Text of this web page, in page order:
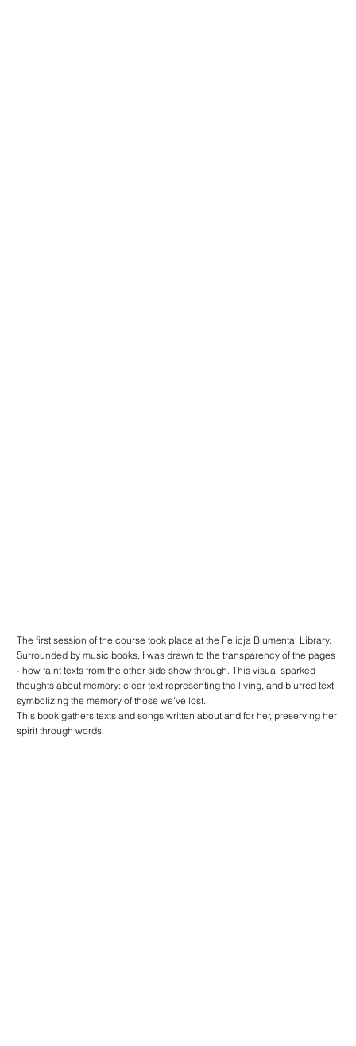
The first session of the course took place at the Felicja Blumental Library.
Surrounded by music books, I was drawn to the transparency of the pages
- how faint texts from the other side show through. This visual sparked
thoughts about memory: clear text representing the living, and blurred text
symbolizing the memory of those we've lost.
This book gathers texts and songs written about and for her, preserving her
spirit through words.